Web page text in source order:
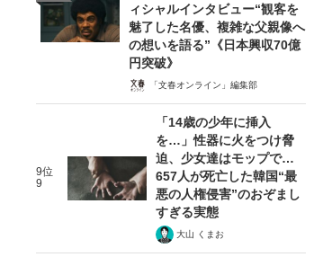
ィシャルインタビュー“観客を
魅了した名優、複雑な父親像へ
の想いを語る”《日本興収70億
円突破》
「文春オンライン」編集部
9位
9
「14歳の少年に挿入
を…」性器に火をつけ脅
迫、少女達はモップで…
657人が死亡した韓国“最
悪の人権侵害”のおぞまし
すぎる実態
大山 くまお